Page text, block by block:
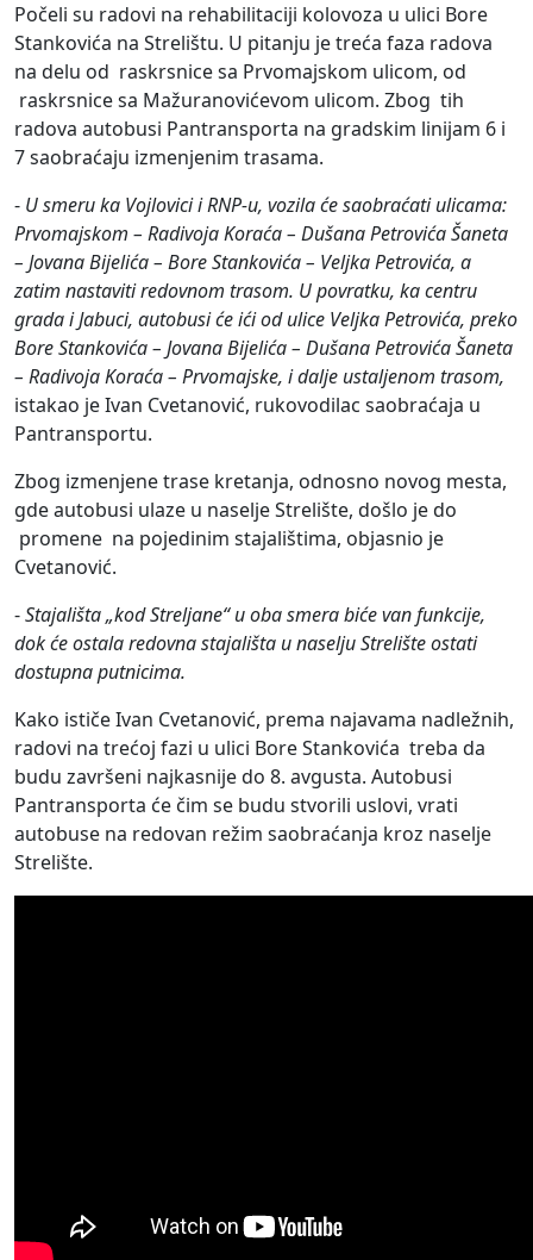
Počeli su radovi na rehabilitaciji kolovoza u ulici Bore
Stankovića na Strelištu. U pitanju je treća faza radova
na delu od raskrsnice sa Prvomajskom ulicom, od
raskrsnice sa Mažuranovićevom ulicom. Zbog tih
radova autobusi Pantransporta na gradskim linijam 6 i
7 saobraćaju izmenjenim trasama.
- U smeru ka Vojlovici i RNP-u, vozila će saobraćati ulicama:
Prvomajskom – Radivoja Koraća – Dušana Petrovića Šaneta
– Jovana Bijelića – Bore Stankovića – Veljka Petrovića, a
zatim nastaviti redovnom trasom. U povratku, ka centru
grada i Jabuci, autobusi će ići od ulice Veljka Petrovića, preko
Bore Stankovića – Jovana Bijelića – Dušana Petrovića Šaneta
– Radivoja Koraća – Prvomajske, i dalje ustaljenom trasom,
istakao je Ivan Cvetanović, rukovodilac saobraćaja u
Pantransportu.
Zbog izmenjene trase kretanja, odnosno novog mesta,
gde autobusi ulaze u naselje Strelište, došlo je do
promene na pojedinim stajalištima, objasnio je
Cvetanović.
-Stajališta „kod Streljane“ u oba smera biće van funkcije,
dok će ostala redovna stajališta u naselju Strelište ostati
dostupna putnicima.
Kako ističe Ivan Cvetanović, prema najavama nadležnih,
radovi na trećoj fazi u ulici Bore Stankovića treba da
budu završeni najkasnije do 8. avgusta. Autobusi
Pantransporta će čim se budu stvorili uslovi, vrati
autobuse na redovan režim saobraćanja kroz naselje
Strelište.